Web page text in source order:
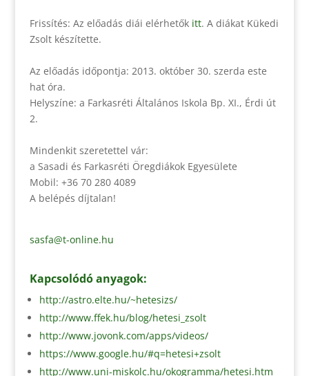
Frissítés: Az előadás diái elérhetők itt. A diákat Kükedi
Zsolt készítette.
Az előadás időpontja: 2013. október 30. szerda este
hat óra.
Helyszíne: a Farkasréti Általános Iskola Bp. XI., Érdi út
2.
Mindenkit szeretettel vár:
a Sasadi és Farkasréti Öregdiákok Egyesülete
Mobil: +36 70 280 4089
A belépés díjtalan!
sasfa@t-online.hu
Kapcsolódó anyagok:
http://astro.elte.hu/~hetesizs/
http://www.ffek.hu/blog/hetesi_zsolt
http://www.jovonk.com/apps/videos/
https://www.google.hu/#q=hetesi+zsolt
http://www.uni-miskolc.hu/okogramma/hetesi.htm